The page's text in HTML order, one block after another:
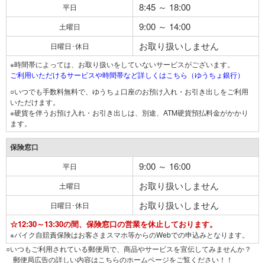
平日 8:45 ～ 18:00
土曜日 9:00 ～ 14:00
日曜日･休日 お取り扱いしません
※時間帯によっては、お取り扱いをしていないサービスがございます。
ご利用いただけるサービスや時間帯など詳しくはこちら（ゆうちょ銀行）
○いつでも手数料無料で、ゆうちょ口座のお預け入れ・お引き出しをご利用
いただけます。
※硬貨を伴うお預け入れ・お引き出しは、別途、ATM硬貨預払料金がかかり
ます。
保険窓口
平日 9:00 ～ 16:00
土曜日 お取り扱いしません
日曜日･休日 お取り扱いしません
☆12:30～13:30の間、保険窓口の営業を休止しております。
※バイク自賠責保険はお客さまスマホ等からのWebでの申込みとなります。
○いつもご利用されている郵便局で、商品やサービスを宣伝してみませんか？
郵便局広告の詳しい内容はこちらのホームページをご覧ください！！